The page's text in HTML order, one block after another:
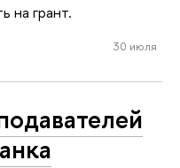
на грант.
30 июля